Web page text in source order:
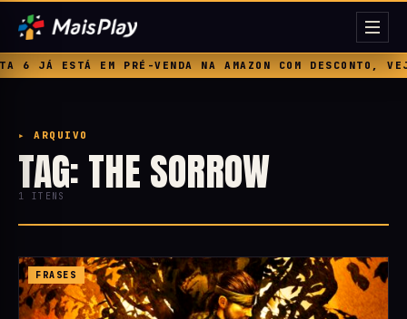
JÁ ESTÁ EM PRÉ-VENDA NA AMAZON COM DESCONTO,
▸ ARQUIVO
TAG: THE SORROW
1 ITENS
FRASES